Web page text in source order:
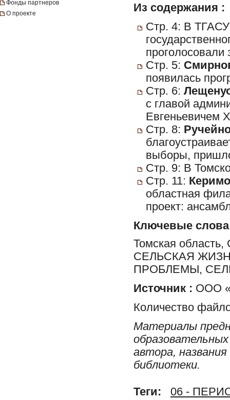
Фонды партнеров
О проекте
Из содержания :
Стр. 4: В ТГАСУ
проголосовали
Стр. 5:
появилась
Стр. 6:
с главой
Евгеньевичем
Стр. 8:
выборы,
Стр. 9: В
Стр. 11:
областная
проект:
Ключевые слова
Томская
СЕЛЬСКАЯ
ПРОБЛЕМЫ,
Источник : ООО
Количество
Материалы
автора,
библиотеки.
Теги:
06 -